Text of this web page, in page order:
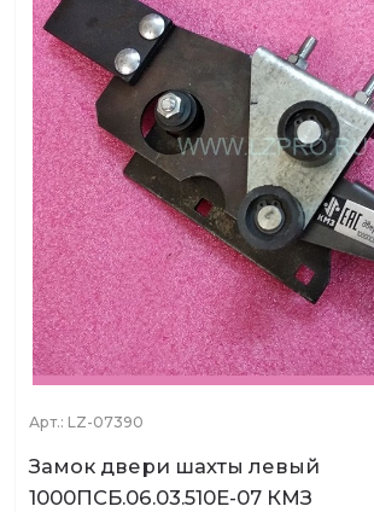
Арт.: LZ-07390
Замок двери шахты левый
1000ПСБ.06.03.510Е-07 КМЗ